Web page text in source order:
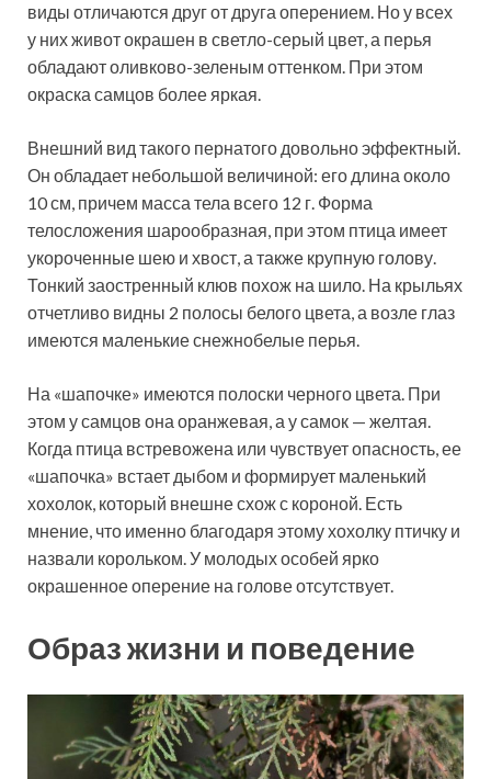
виды отличаются друг от друга оперением. Но у всех
у них живот окрашен в светло-серый цвет, а перья
обладают оливково-зеленым оттенком. При этом
окраска самцов более яркая.
Внешний вид такого пернатого довольно эффектный.
Он обладает небольшой величиной: его длина около
10 см, причем масса тела всего 12 г. Форма
телосложения шарообразная, при этом птица имеет
укороченные шею и хвост, а также крупную голову.
Тонкий заостренный клюв похож на шило. На крыльях
отчетливо видны 2 полосы белого цвета, а возле глаз
имеются маленькие снежнобелые перья.
На «шапочке» имеются полоски черного цвета. При
этом у самцов она оранжевая, а у самок — желтая.
Когда птица встревожена или чувствует опасность, ее
«шапочка» встает дыбом и формирует маленький
хохолок, который внешне схож с короной. Есть
мнение, что именно благодаря этому хохолку птичку и
назвали корольком. У молодых особей ярко
окрашенное оперение на голове отсутствует.
Образ жизни и поведение